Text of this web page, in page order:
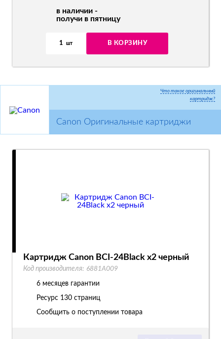
в наличии -
получи в пятницу
1 шт В КОРЗИНУ
Что такое оригинальный
картридж?
Canon Оригинальные картриджи
Картридж Canon BCI-24Black x2 черный
Код производителя: 6881A009
6 месяцев гарантии
Ресурс 130 страниц
Сообщить о поступлении товара